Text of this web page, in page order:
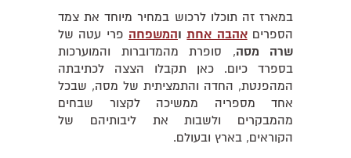
במארז זה תוכלו לרכוש במחיר מיוחד את צמד
הספריםאהבה אחתוהמשפחה פרי עטה של
שרה מסה, סופרת מהמדוברות והמוערכות
בספרד כיום. כאן תקבלו הצצה לכתיבתה
המהפנטת, החדה והתמציתית של מסה, שבכל
אחד מספריה ממשיכה לקצור שבחים
מהמבקרים ולשבות את ליבותיהם של
הקוראים, בארץ ובעולם.